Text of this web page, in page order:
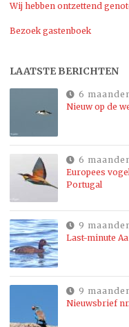
Wij hebben ontzettend
Bezoek gastenboek
LAATSTE BERICHTEN
6
Nieuw op de
6
Europees
Portugal
9
Last-minute
9
Nieuwsbrief